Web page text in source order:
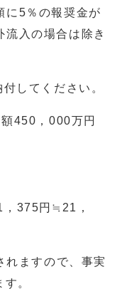
に5％の報奨金が
入の場合は除き
してください。
450，000万円
375円≒21，
れますので、事実
。